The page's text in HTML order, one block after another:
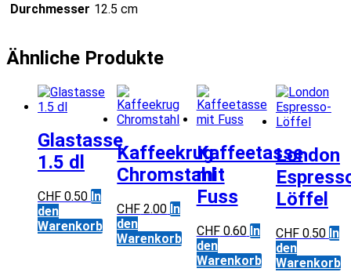
Durchmesser 12.5 cm
Ähnliche Produkte
Glastasse
1.5 dl
CHF 0.50 In
den
Warenkorb
Kaffeekrug
Chromstahl
CHF 2.00 In
den
Warenkorb
Kaffeetasse
mit
Fuss
CHF0.60 In
den
Warenkorb
London
Löffel
CHF0.50 In
den
Warenkorb